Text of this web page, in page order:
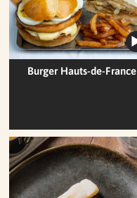
Burger Hauts-de-France